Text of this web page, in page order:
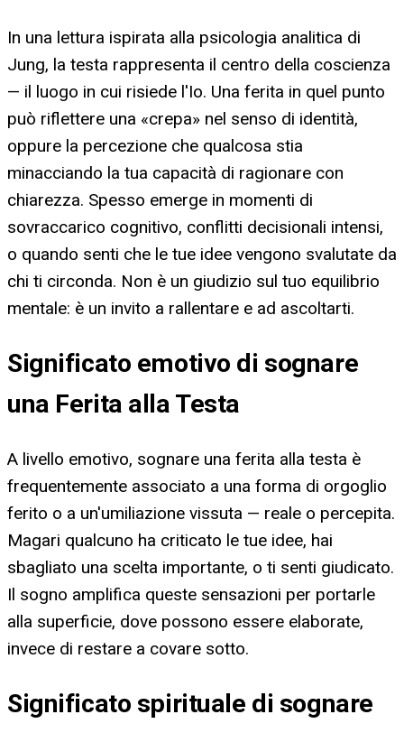
In una lettura ispirata alla psicologia analitica di
Jung, la testa rappresenta il centro della coscienza
— il luogo in cui risiede l'Io. Una ferita in quel punto
può riflettere una «crepa» nel senso di identità,
oppure la percezione che qualcosa stia
minacciando la tua capacità di ragionare con
chiarezza. Spesso emerge in momenti di
sovraccarico cognitivo, conflitti decisionali intensi,
o quando senti che le tue idee vengono svalutate da
chi ti circonda. Non è un giudizio sul tuo equilibrio
mentale: è un invito a rallentare e ad ascoltarti.
Significato emotivo di sognare
una Ferita alla Testa
A livello emotivo, sognare una ferita alla testa è
frequentemente associato a una forma di orgoglio
ferito o a un'umiliazione vissuta — reale o percepita.
Magari qualcuno ha criticato le tue idee, hai
sbagliato una scelta importante, o ti senti giudicato.
Il sogno amplifica queste sensazioni per portarle
alla superficie, dove possono essere elaborate,
invece di restare a covare sotto.
Significato spirituale di sognare